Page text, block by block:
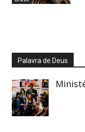
Palavra de Deus